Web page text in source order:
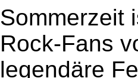
Sommerzeit
Rock-Fans
legendäre